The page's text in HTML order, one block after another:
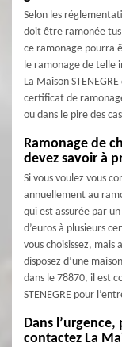
Selon les
doit être ramonée tus
ce ramonage pourra
le ramonage de telle
La Maison
certificat de
ou dans le pire des
Ramonage de
devez savoir à
Si vous voulez vous
annuellement au
qui est assurée par
d’euros à plusieurs
vous choisissez, mais
disposez d’une
dans le 78870, il est
STENEGRE pour
Dans
contactez La